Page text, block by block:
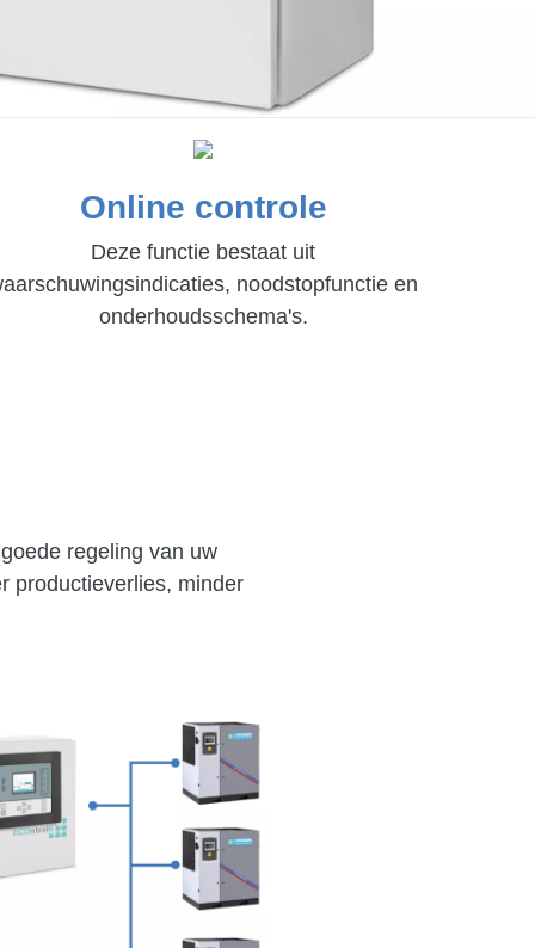
Online controle
Deze functie bestaat uit
noodstopfunctie en
onderhoudsschema's.
regeling van uw
productieverlies, minder